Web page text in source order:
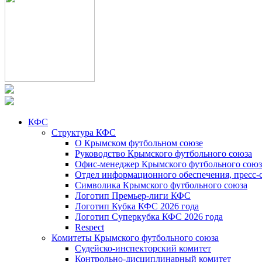
КФС
Структура КФС
О Крымском футбольном союзе
Руководство Крымского футбольного союза
Офис-менеджер Крымского футбольного
Отдел информационного обеспечения, пресс-
Символика Крымского футбольного союза
Логотип Премьер-лиги КФС
Логотип Кубка КФС 2026 года
Логотип Суперкубка КФС 2026 года
Respect
Комитеты Крымского футбольного союза
Судейско-инспекторский комитет
Контрольно-дисциплинарный комитет